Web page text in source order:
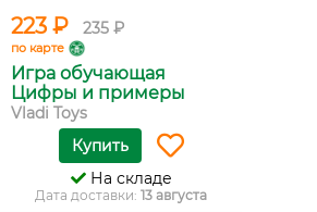
223 ₽ 235 ₽
по карте
Игра обучающая
Цифры и примеры
Vladi Toys
Купить
На складе
Дата доставки: 13 августа